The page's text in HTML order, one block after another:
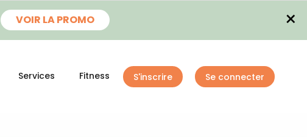
VOIR LA PROMO ×
Services Fitness S'inscrire Se connecter